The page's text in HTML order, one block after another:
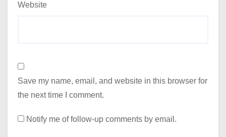
Website
Save my name, email, and website in this browser for
the next time I comment.
Notify me of follow-up comments by email.